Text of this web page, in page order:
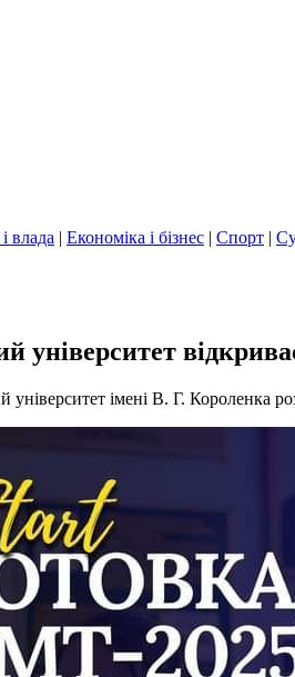
влада | Економіка і бізнес | Спорт |
університет
університет імені В. Г. Короленка